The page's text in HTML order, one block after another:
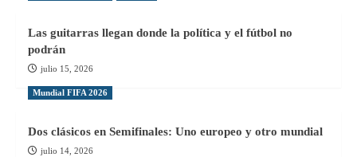
Las guitarras llegan donde la política y el fútbol no
podrán
julio 15, 2026
Mundial FIFA 2026
Dos clásicos en Semifinales: Uno europeo y otro mundial
julio 14, 2026